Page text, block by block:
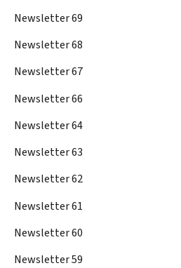
Newsletter 69
Newsletter 68
Newsletter 67
Newsletter 66
Newsletter 64
Newsletter 63
Newsletter 62
Newsletter 61
Newsletter 60
Newsletter 59